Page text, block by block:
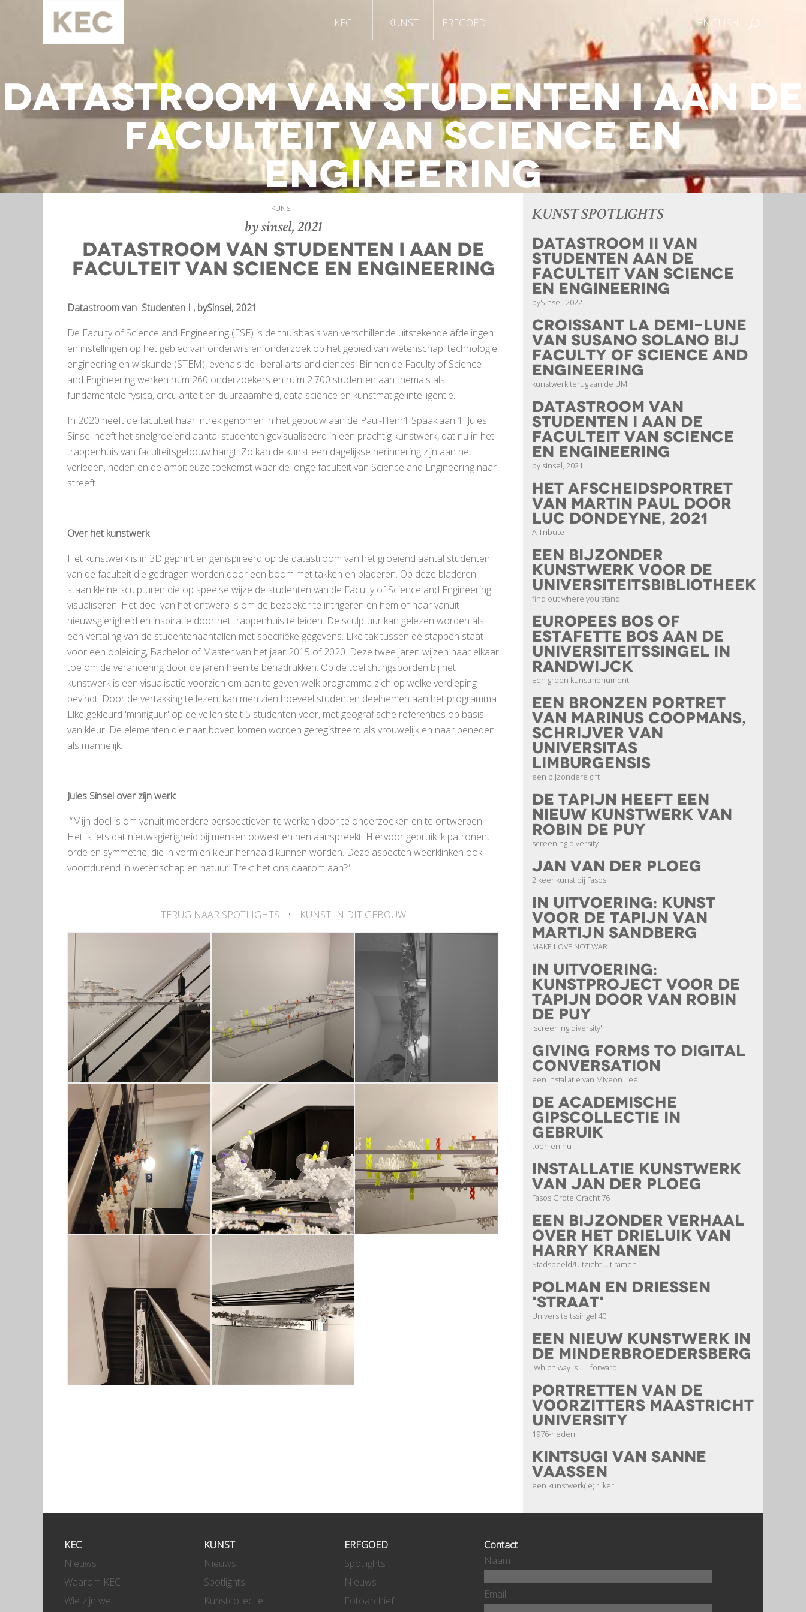
KEC KUNST ERFGOED ENGLISH
datastroom van studenten I aan de
faculteit van Science en
Engineering
KUNST
by sinsel, 2021
datastroom van studenten I aan de
faculteit van Science en Engineering
Datastroom van Studenten I , bySinsel, 2021
De Faculty of Science and Engineering (FSE) is de thuisbasis van verschillende uitstekende afdelingen
en instellingen op het gebied van onderwijs en onderzoek op het gebied van wetenschap, technologie,
engineering en wiskunde (STEM), evenals de liberal arts and ciences. Binnen de Faculty of Science
and Engineering werken ruim 260 onderzoekers en ruim 2.700 studenten aan thema's als
fundamentele fysica, circulariteit en duurzaamheid, data science en kunstmatige intelligentie.
In 2020 heeft de faculteit haar intrek genomen in het gebouw aan de Paul-Henr1 Spaaklaan 1. Jules
Sinsel heeft het snelgroeiend aantal studenten gevisualiseerd in een prachtig kunstwerk, dat nu in het
trappenhuis van faculteitsgebouw hangt. Zo kan de kunst een dagelijkse herinnering zijn aan het
verleden, heden en de ambitieuze toekomst waar de jonge faculteit van Science and Engineering naar
streeft.
Over het kunstwerk
Het kunstwerk is in 3D geprint en geïnspireerd op de datastroom van het groeiend aantal studenten
van de faculteit die gedragen worden door een boom met takken en bladeren. Op deze bladeren
staan ​​kleine sculpturen die op speelse wijze de studenten van de Faculty of Science and Engineering
visualiseren. Het doel van het ontwerp is om de bezoeker te intrigeren en hem of haar vanuit
nieuwsgierigheid en inspiratie door het trappenhuis te leiden. De sculptuur kan gelezen worden als
een vertaling van de studentenaantallen met specifieke gegevens. Elke tak tussen de stappen staat
voor een opleiding, Bachelor of Master van het jaar 2015 of 2020. Deze twee jaren wijzen naar elkaar
toe om de verandering door de jaren heen te benadrukken. Op de toelichtingsborden bij het
kunstwerk is een visualisatie voorzien om aan te geven welk programma zich op welke verdieping
bevindt. Door de vertakking te lezen, kan men zien hoeveel studenten deelnemen aan het programma.
Elke gekleurd 'minifiguur' op de vellen stelt 5 studenten voor, met geografische referenties op basis
van kleur. De elementen die naar boven komen worden geregistreerd als vrouwelijk en naar beneden
als mannelijk.
Jules Sinsel over zijn werk:
“Mijn doel is om vanuit meerdere perspectieven te werken door te onderzoeken en te ontwerpen.
Het is iets dat nieuwsgierigheid bij mensen opwekt en hen aanspreekt. Hiervoor gebruik ik patronen,
orde en symmetrie, die in vorm en kleur herhaald kunnen worden. Deze aspecten weerklinken ook
voortdurend in wetenschap en natuur. Trekt het ons daarom aan?”
TERUG NAAR SPOTLIGHTS • KUNST IN DIT GEBOUW
KUNST SPOTLIGHTS
datastroom II van
studenten aan de
faculteit van Science
en Engineering
bySinsel, 2022
Croissant la demi-lune
van Susano Solano bij
Faculty of Science and
Engineering
kunstwerk terug aan de UM
datastroom van
studenten I aan de
faculteit van Science
en Engineering
by sinsel, 2021
het afscheidsportret
van Martin Paul door
Luc Dondeyne, 2021
A Tribute
een bijzonder
kunstwerk voor de
universiteitsbibliotheek
find out where you stand
Europees bos of
Estafette bos aan de
Universiteitssingel in
Randwijck
Een groen kunstmonument
Een bronzen portret
van Marinus Coopmans,
schrijver van
Universitas
Limburgensis
een bijzondere gift
De Tapijn heeft een
nieuw kunstwerk van
Robin de Puy
screening diversity
Jan van der Ploeg
2 keer kunst bij Fasos
In uitvoering: kunst
voor de Tapijn van
Martijn Sandberg
MAKE LOVE NOT WAR
In uitvoering:
kunstproject voor de
Tapijn door van Robin
de Puy
'screening diversity'
Giving forms to digital
conversation
een installatie van Miyeon Lee
de academische
gipscollectie in
gebruik
toen en nu
installatie kunstwerk
van Jan der Ploeg
Fasos Grote Gracht 76
Een bijzonder verhaal
over het drieluik van
Harry Kranen
Stadsbeeld/Uitzicht uit ramen
Polman en Driessen
'straat'
Universiteitssingel 40
een nieuw kunstwerk in
de Minderbroedersberg
'Which way is ..... forward'
portretten van de
voorzitters Maastricht
University
1976-heden
Kintsugi van Sanne
Vaassen
een kunstwerk(je) rijker
KEC
Nieuws
Waarom KEC
Wie zijn we
KUNST
Nieuws
Spotlights
Kunstcollectie
ERFGOED
Spotlights
Nieuws
Fotoarchief
Contact
Naam
Email